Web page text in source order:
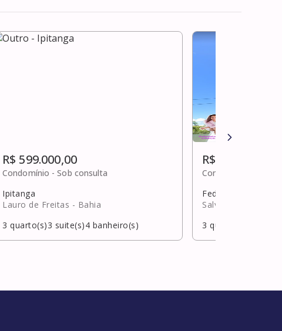
R$ 599.000,00
Condomínio -Sob consulta
Ipitanga
Lauro de Freitas - Bahia
3 quarto(s)3 suite(s)4 banheiro(s)
R$ 600.000,00
Condomínio -
Federação
Salvador
3 quarto(s)